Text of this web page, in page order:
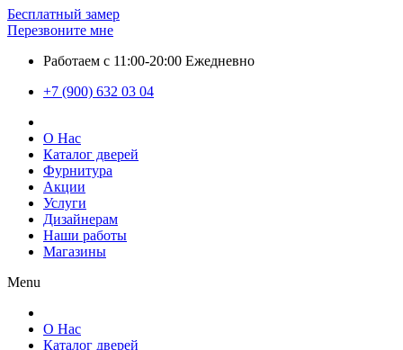
Бесплатный замер
Перезвоните мне
Работаем с 11:00-20:00 Ежедневно
+7 (900) 632 03 04
О Нас
Каталог дверей
Фурнитура
Акции
Услуги
Дизайнерам
Наши работы
Магазины
Menu
О Нас
Каталог дверей